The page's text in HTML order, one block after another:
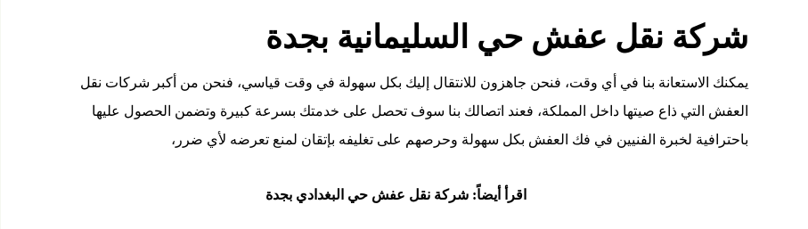
شركة نقل عفش حي السليمانية بجدة
يمكنك الاستعانة بنا في أي وقت، فنحن جاهزون للانتقال إليك بكل سهولة في وقت قياسي، فنحن من أكبر شركات نقل
العفش التي ذاع صيتها داخل المملكة، فعند اتصالك بنا سوف تحصل على خدمتك بسرعة كبيرة وتضمن الحصول عليها
باحترافية لخبرة الفنيين في فك العفش بكل سهولة وحرصهم على تغليفه بإتقان لمنع تعرضه لأي ضرر،
اقرأ أيضاً: شركة نقل عفش حي البغدادي بجدة